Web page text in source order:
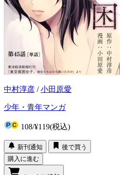
中村淳彦 /小田原愛
少年・青年マンガ
108/¥119(税込)
新刊通知
後で買う
購入に進む